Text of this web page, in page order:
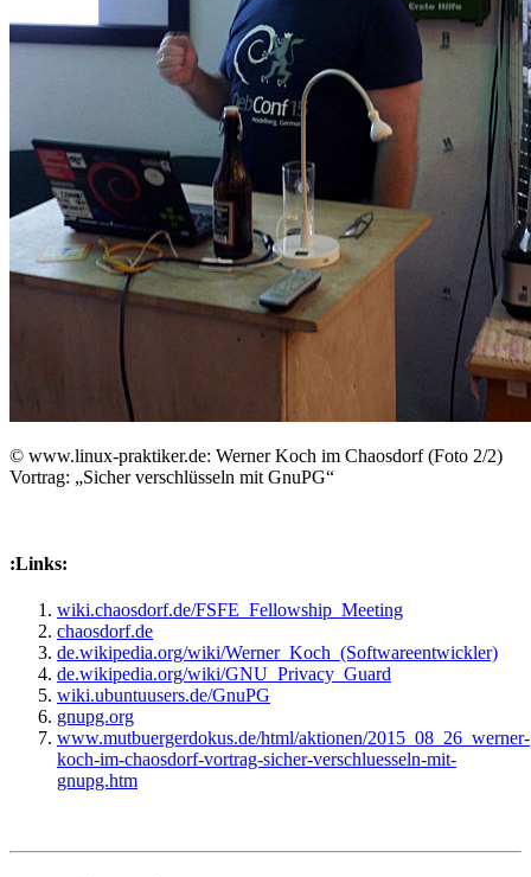
© www.linux-praktiker.de: Werner Koch im Chaosdorf (Foto 2/2)
Vortrag: „Sicher verschlüsseln mit GnuPG“
:Links:
wiki.chaosdorf.de/FSFE_Fellowship_Meeting
chaosdorf.de
de.wikipedia.org/wiki/Werner_Koch_(Softwareentwickler)
de.wikipedia.org/wiki/GNU_Privacy_Guard
wiki.ubuntuusers.de/GnuPG
gnupg.org
www.mutbuergerdokus.de/html/aktionen/2015_08_26_werner-
koch-im-chaosdorf-vortrag-sicher-verschluesseln-mit-
gnupg.htm